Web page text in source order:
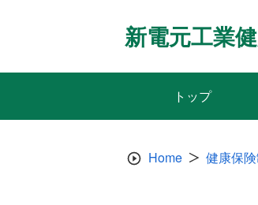
新電元工業
トップ
Home 健康保